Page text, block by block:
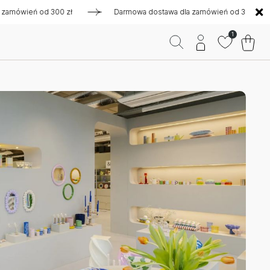
od 300 zł Darmowa dostawa dla zamówień od 300 zł
1